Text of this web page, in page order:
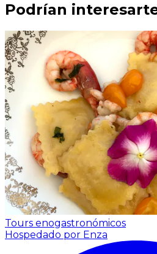
Podrían
Tours enogastronómicos
Hospedado por Enza